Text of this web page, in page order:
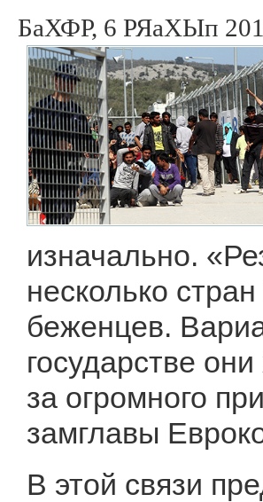
БаХФР, 6 РЯаХЫп
изначально.
несколько
беженцев.
государстве
за огромного
замглавы
В этой связи